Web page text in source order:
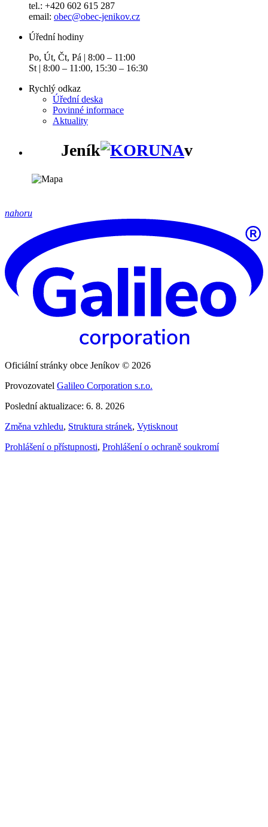
tel.: +420 602 615 287
email: obec@obec-jenikov.cz
Úřední hodiny
Po, Út, Čt, Pá | 8:00 – 11:00
St | 8:00 – 11:00, 15:30 – 16:30
Rychlý odkaz
Úřední deska
Povinné informace
Aktuality
Jeník v
nahoru
Oficiální stránky obce Jeníkov © 2026
Provozovatel Galileo Corporation s.r.o.
Poslední aktualizace: 6. 8. 2026
Změna vzhledu, Struktura stránek, Vytisknout
Prohlášení o přístupnosti, Prohlášení o ochraně soukromí